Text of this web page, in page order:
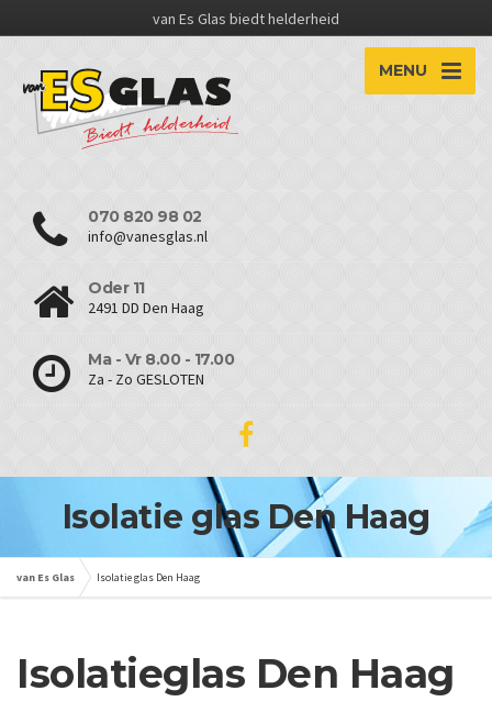
van Es Glas biedt helderheid
MENU
070 820 98 02
info@vanesglas.nl
Oder 11
2491 DD Den Haag
Ma - Vr 8.00 - 17.00
Za - Zo GESLOTEN
Isolatie glas Den Haag
van Es Glas Isolatie glas Den Haag
Isolatieglas Den Haag